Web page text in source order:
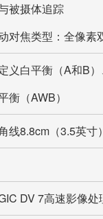
被摄体追踪
对焦类型：全像
义白平衡（A和B
衡（AWB）
线8.8cm（3.5英
DV 7高速影像处